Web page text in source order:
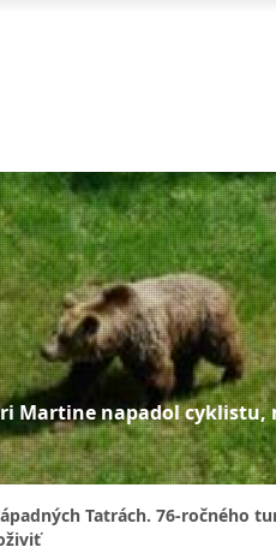
Martine napadol cyklistu,
Tatrách. 76-ročného